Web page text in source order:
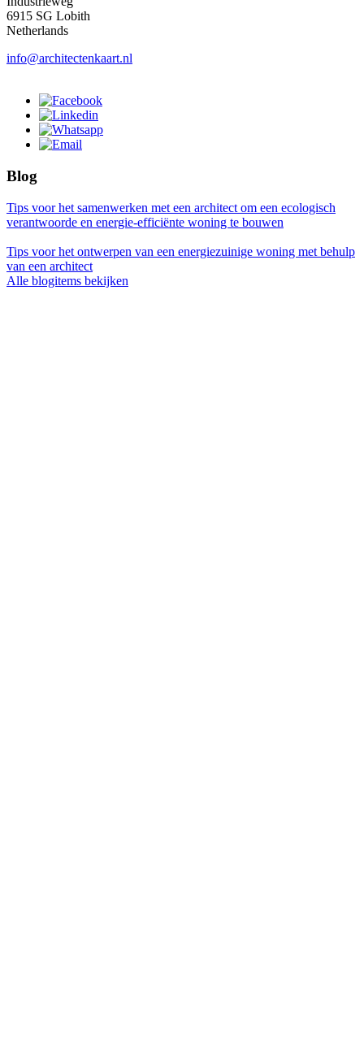
6915 SG Lobith
Netherlands
info@architectenkaart.nl
Blog
Tips voor het samenwerken met een architect om een ecologisch
verantwoorde en energie-efficiënte woning te bouwen
Tips voor het ontwerpen van een energiezuinige woning met behulp
van een architect
Alle blogitems bekijken